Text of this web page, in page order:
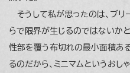
そうして私が思ったのは、ブリ
らで限界が生じるのではないか
性部を覆う布切れの最小面積あ
るのだから、ミニマムというお